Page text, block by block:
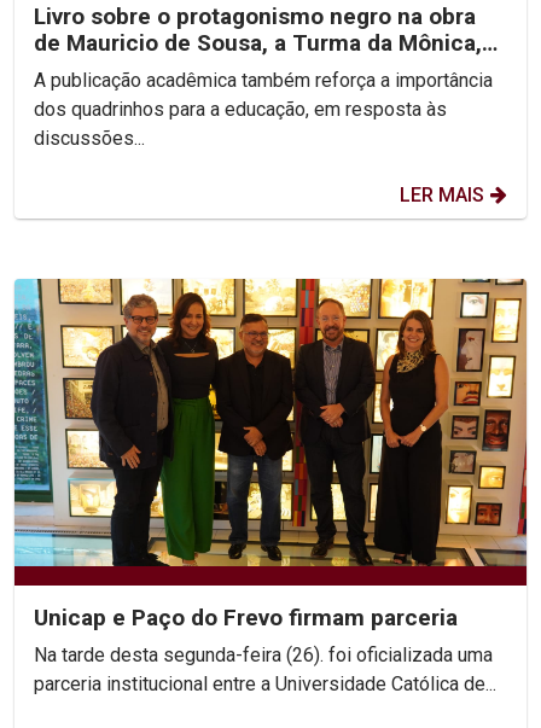
Livro sobre o protagonismo negro na obra
de Mauricio de Sousa, a Turma da Mônica,
chega em breve...
A publicação acadêmica também reforça a importância
dos quadrinhos para a educação, em resposta às
discussões...
LER MAIS
Unicap e Paço do Frevo firmam parceria
Na tarde desta segunda-feira (26). foi oficializada uma
parceria institucional entre a Universidade Católica de...